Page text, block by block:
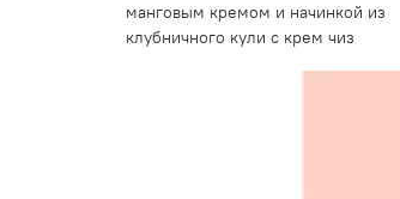
манговым кремом и начинкой из
клубничного кули с крем чиз